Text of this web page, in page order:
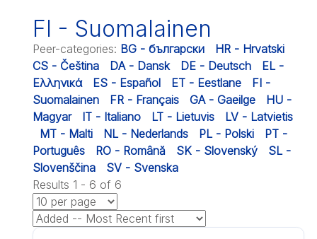
FI - Suomalainen
Peer-categories: BG - български
HR - Hrvatski
CS - Čeština
DA - Dansk DE - Deutsch
EL -
Ελληνικά
ES - Español ET - Eestlane
FI -
Suomalainen
FR - Français GA - Gaeilge
HU -
Magyar
IT - Italiano LT - Lietuvis
LV - Latvietis
MT - Malti
NL - Nederlands PL - Polski
PT -
Português
RO - Română SK - Slovenský
SL -
Slovenščina
SV - Svenska
Results 1 - 6 of 6